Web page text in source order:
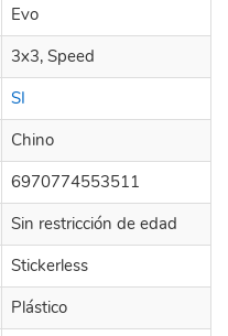
Evo
3x3, Speed
SI
Chino
6970774553511
Sin restricción de edad
Stickerless
Plástico